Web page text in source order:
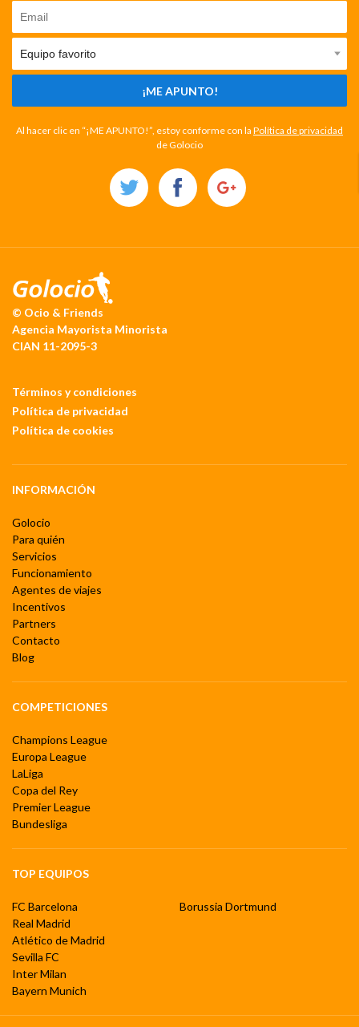
¡ME APUNTO!
Al hacer clic en “¡ME APUNTO!”, estoy conforme con la Política de privacidad
de Golocio
© Ocio & Friends
Agencia Mayorista Minorista
CIAN 11-2095-3
Términos y condiciones
Política de privacidad
Política de cookies
INFORMACIÓN
Golocio
Para quién
Servicios
Funcionamiento
Agentes de viajes
Incentivos
Partners
Contacto
Blog
COMPETICIONES
Champions League
Europa League
LaLiga
Copa del Rey
Premier League
Bundesliga
TOP EQUIPOS
FC Barcelona
Real Madrid
Atlético de Madrid
Sevilla FC
Inter Milan
Bayern Munich
Borussia Dortmund